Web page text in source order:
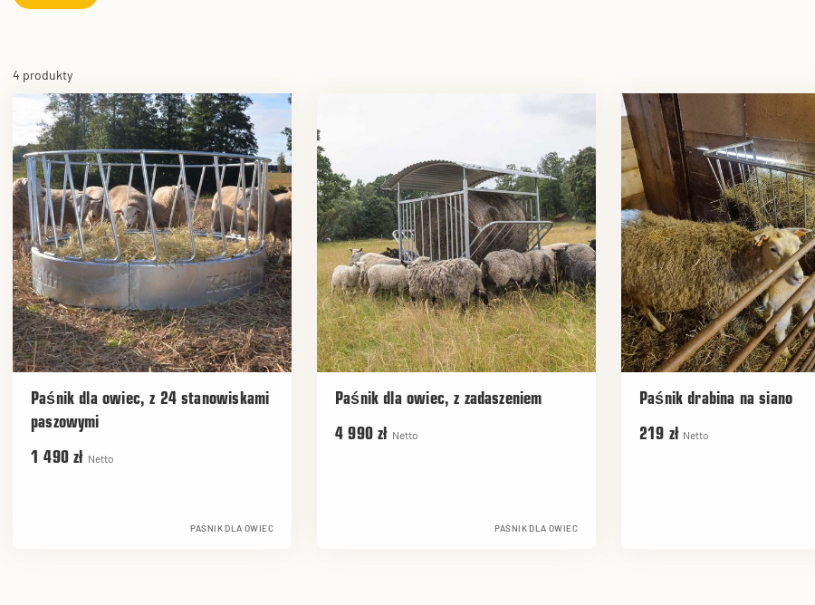
4 produkty
Paśnik dla owiec, z 24 stanowiskami
paszowymi
1 490 zł Netto
PAŚNIK DLA OWIEC
Paśnik dla owiec, z zadaszeniem
4 990 zł Netto
PAŚNIK DLA OWIEC
Paśnik drabina na siano
219 zł Netto